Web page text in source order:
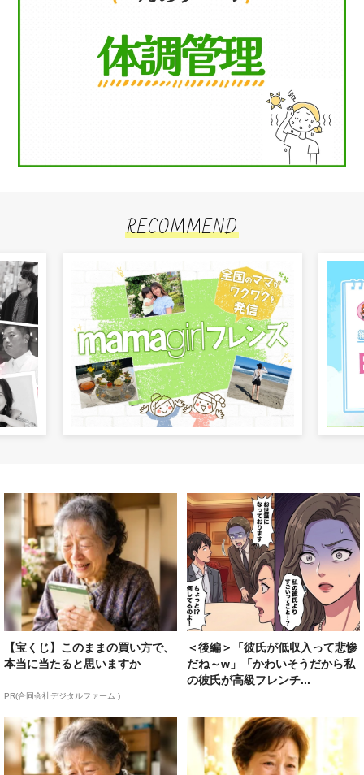
RECOMMEND
【宝くじ】このままの買い方で、
本当に当たると思いますか
PR(合同会社デジタルファーム )
＜後編＞「彼氏が低収入って悲惨
だね～w」「かわいそうだから私
の彼氏が高級フレンチ...